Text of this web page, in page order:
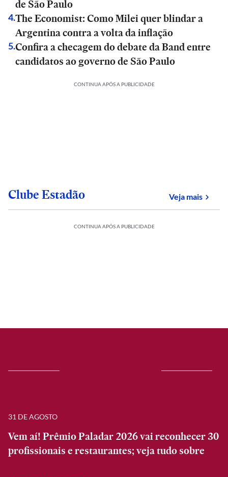
de São Paulo
4.The Economist: Como Milei quer blindar a
Argentina contra a volta da inflação
5.Confira a checagem do debate da Band entre
candidatos ao governo de São Paulo
CONTINUA APÓS A PUBLICIDADE
Clube Estadão Veja maissobre
CONTINUA APÓS A PUBLICIDADE
31 DE AGOSTO
Vem aí! Prêmio Paladar 2026 vai reconhecer 30
profissionais e restaurantes; veja tudo sobre